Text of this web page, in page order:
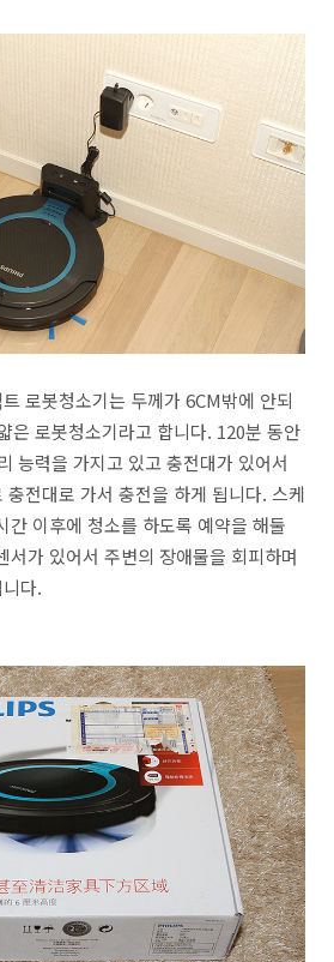
로봇청소기는 두께가 6CM밖에 안되
은 로봇청소기라고 합니다. 120분 동안
능력을 가지고 있고 충전대가 있어서
충전대로 가서 충전을 하게 됩니다. 스케
간 이후에 청소를 하도록 예약을 해둘
서가 있어서 주변의 장애물을 회피하며
다.